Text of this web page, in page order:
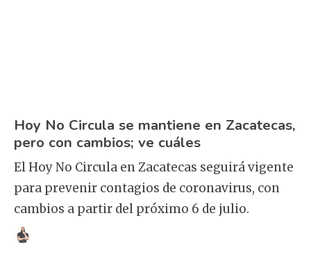
Hoy No Circula se mantiene en Zacatecas,
pero con cambios; ve cuáles
El Hoy No Circula en Zacatecas seguirá vigente
para prevenir contagios de coronavirus, con
cambios a partir del próximo 6 de julio.